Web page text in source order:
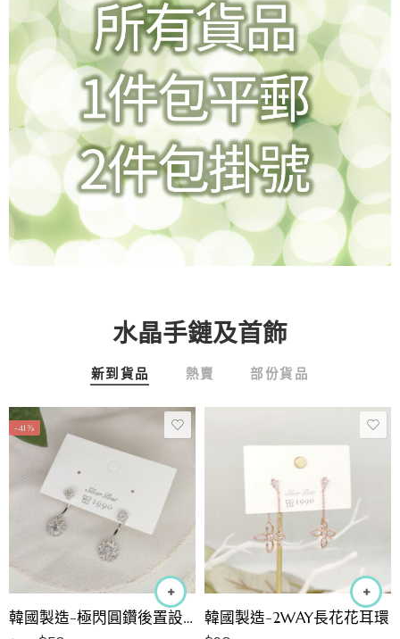
水晶手鏈及首飾
新到貨品 熱賣 部份貨品
-41%
韓國製造-極閃圓鑽後置設計耳環 韓國製造-2WAY長花花耳環